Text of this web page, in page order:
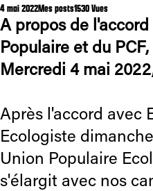
4 mai 2022Mes posts1530 Vues
A propos de
Populaire et du PCF,
Mercredi 4 mai
Après l'accord avec
Ecologiste
Union Populaire
s'élargit avec nos